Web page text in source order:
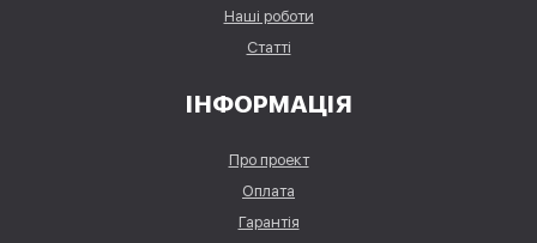
Наші роботи
Статті
ІНФОРМАЦІЯ
Про проект
Оплата
Гарантія